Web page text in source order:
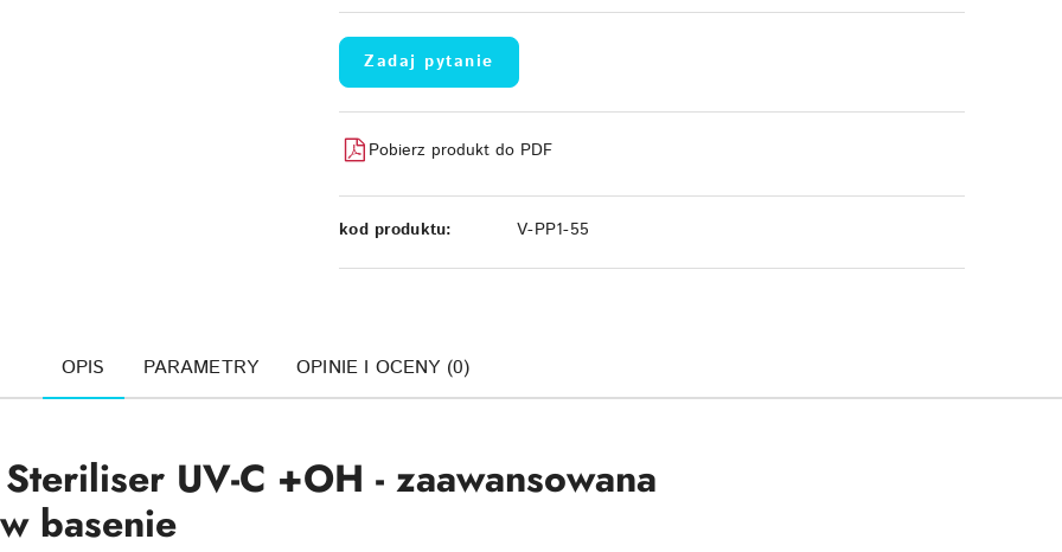
Zadaj pytanie
Pobierz produkt do PDF
kod produktu: V-PP1-55
OPIS PARAMETRY OPINIE I OCENY (0)
UV-C +OH - zaawansowana
basenie